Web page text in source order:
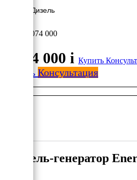
320 кВт/Дизель
3 074 000
3 074 000 i Купить
Купить Консультация
Дизель-генератор